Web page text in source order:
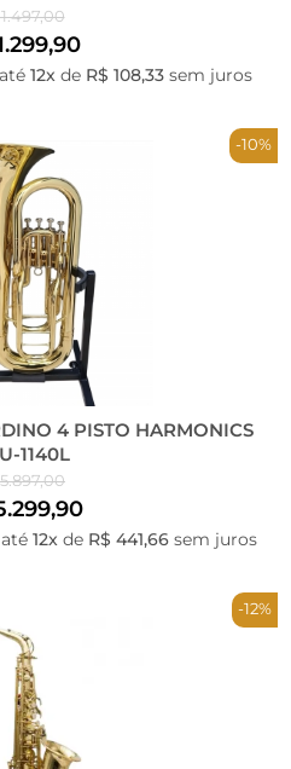
12xde R$ 108,33sem juros
-10%
4 PISTO HARMONICS
1140L
12x de R$ 441,66 sem juros
-12%